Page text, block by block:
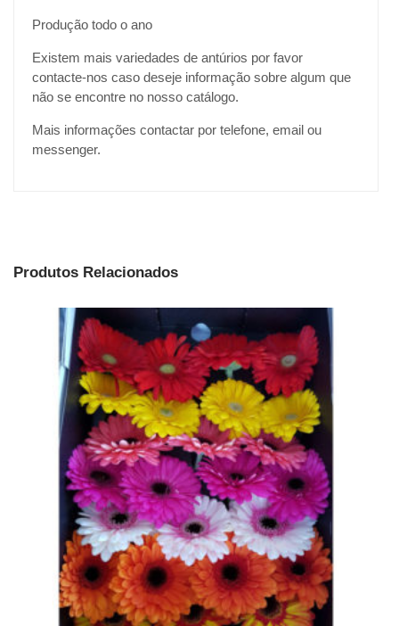
Produção todo o ano
Existem mais variedades de antúrios por favor
contacte-nos caso deseje informação sobre algum que
não se encontre no nosso catálogo.
Mais informações contactar por telefone, email ou
messenger.
Produtos Relacionados